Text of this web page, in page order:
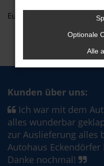
Euer Team Autohaus
Kunden über uns:
Ich war mit dem
alles wunderbar
zur Auslieferung alles
Autohaus
Danke nochmal!
Optionale
Alle